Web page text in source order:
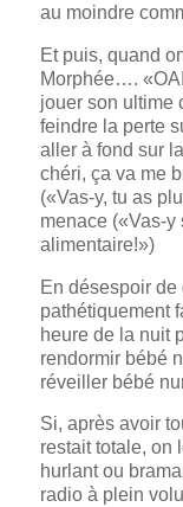
au moindre
Et puis, quand
Morphée….
jouer son ultime
feindre la perte
aller à fond sur
chéri, ça va me
(«Vas-y, tu as
menace («Vas-y
alimentaire!»)
En désespoir
pathétiquement
heure de la nuit
rendormir bébé
réveiller bébé
Si, après avoir
restait totale, on
hurlant ou
radio à plein